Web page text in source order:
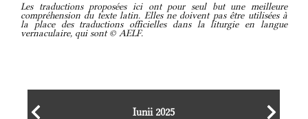
Les traductions proposées ici ont pour seul but une meilleure
compréhension du texte latin. Elles ne doivent pas être utilisées à
la place des traductions officielles dans la liturgie en langue
vernaculaire, qui sont © AELF.
Iunii 2025